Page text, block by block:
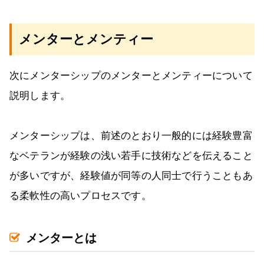
メンターとメンティー
次にメンターシップのメンターとメンティーについて
説明します。
メンターシップは、前述のとおり一般的には経験豊富
なベテランが経験の浅い若手に技術などを伝えること
が多いですが、経験値が同等の人同士で行うこともあ
る柔軟性の高いプロセスです。
メンターとは